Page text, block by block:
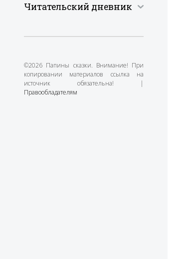
Читательский дневник
©2026 Папины сказки. Внимание! При
копировании материалов ссылка на
источник обязательна! |
Правообладателям